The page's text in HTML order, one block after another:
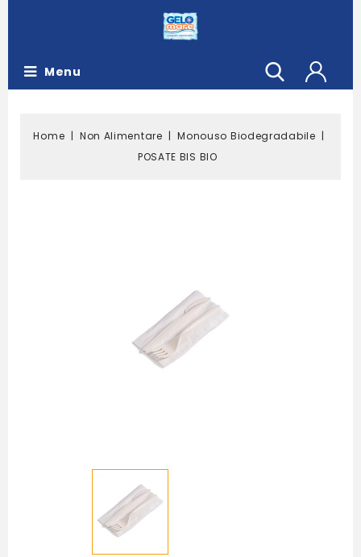
Menu
Home Non Alimentare
Monouso Biodegradabile
POSATE BIS BIO